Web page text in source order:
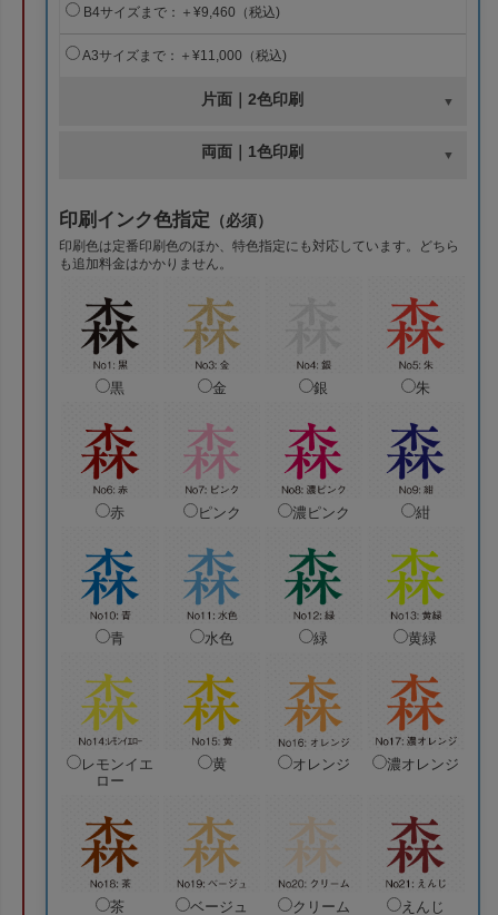
B4サイズまで：＋¥9,460（税込)
A3サイズまで：＋¥11,000（税込)
片面｜2色印刷
両面｜1色印刷
印刷インク色指定 （必須）
印刷色は定番印刷色のほか、特色指定にも対応しています。どちら
も追加料金はかかりません。
黒 金 銀 朱
赤 ピンク 濃ピンク 紺
青 水色 緑 黄緑
レモンイエ
ロー
黄 オレンジ 濃オレンジ
茶 ベージュ クリーム えんじ